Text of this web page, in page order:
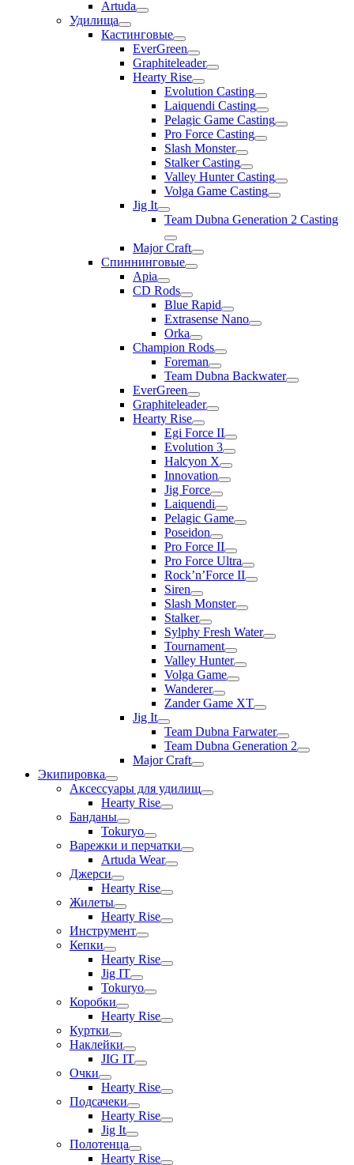
Artuda
Удилища
Кастинговые
EverGreen
Graphiteleader
Hearty Rise
Evolution Casting
Laiquendi Casting
Pelagic Game Casting
Pro Force Casting
Slash Monster
Stalker Casting
Valley Hunter Casting
Volga Game Casting
Jig It
Team Dubna Generation 2 Casting
Major Craft
Спиннинговые
Apia
CD Rods
Blue Rapid
Extrasense Nano
Orka
Champion Rods
Foreman
Team Dubna Backwater
EverGreen
Graphiteleader
Hearty Rise
Egi Force II
Evolution 3
Halcyon X
Innovation
Jig Force
Laiquendi
Pelagic Game
Poseidon
Pro Force II
Pro Force Ultra
Rock’n’Force II
Siren
Slash Monster
Stalker
Sylphy Fresh Water
Tournament
Valley Hunter
Volga Game
Wanderer
Zander Game XT
Jig It
Team Dubna Farwater
Team Dubna Generation 2
Major Craft
Экипировка
Аксессуары для удилищ
Hearty Rise
Банданы
Tokuryo
Варежки и перчатки
Artuda Wear
Джерси
Hearty Rise
Жилеты
Hearty Rise
Инструмент
Кепки
Hearty Rise
Jig IT
Tokuryo
Коробки
Hearty Rise
Куртки
Наклейки
JIG IT
Очки
Hearty Rise
Подсачеки
Hearty Rise
Jig It
Полотенца
Hearty Rise